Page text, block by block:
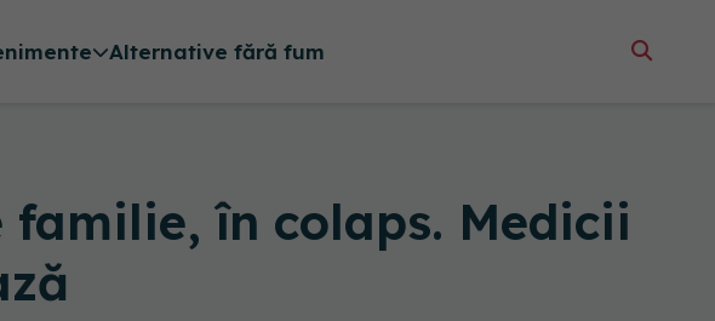
Alternative fără fum
în colaps. Medicii